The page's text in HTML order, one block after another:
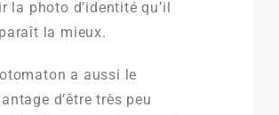
la photo d’identité qu’il
la mieux.
a aussi le
d’être très peu